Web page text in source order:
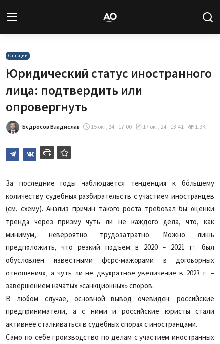
Новости
Статьи
Авторы
Архив
База знаний
Подписка
Санкции
Юридический статус иностранного
лица: подтвердить или
опровергнуть
Бедросов Владислав 15 окт, 24 - 17:00 17 окт, 24 - 13:41 1.9K
За последние годы наблюдается тенденция к бóльшему
количеству судебных разбирательств с участием иностранцев
(см. схему). Анализ причин такого роста требовал бы оценки
тренда через призму чуть ли не каждого дела, что, как
минимум, невероятно трудозатратно. Можно лишь
предположить, что резкий подъем в 2020 – 2021 гг. был
обусловлен известными форс-мажорами в договорных
отношениях, а чуть ли не двукратное увеличение в 2023 г. –
завершением начатых «санкционных» споров.
В любом случае, основной вывод очевиден: российские
предприниматели, а с ними и российские юристы стали
активнее сталкиваться в судебных спорах с иностранцами.
Само по себе производство по делам с участием иностранных